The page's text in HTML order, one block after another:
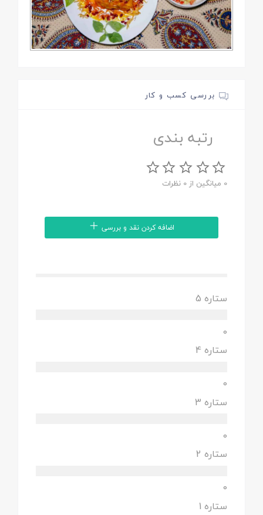
بررسی کسب و کار
رتبه بندی
0 میانگین از 0 نظرات
اضافه کردن نقد و بررسی
ستاره 5
0
ستاره 4
0
ستاره 3
0
ستاره 2
0
ستاره 1